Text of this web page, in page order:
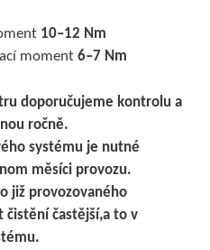
10–12 Nm
moment 6–7 Nm
doporučujeme kontrolu a
ročně.
systému je nutné
měsíci provozu.
již provozovaného
častější,a to v